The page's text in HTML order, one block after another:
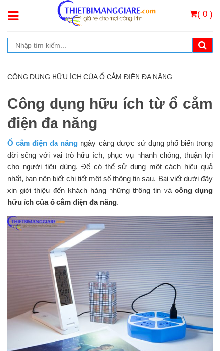
( 0 )
CÔNG DỤNG HỮU ÍCH CỦA Ổ CẮM ĐIỆN ĐA NĂNG
Công dụng hữu ích từ ổ cắm
điện đa năng
Ổ cắm điện đa năng ngày càng được sử dụng phổ biến trong
đời sống với vai trò hữu ích, phục vụ nhanh chóng, thuận lợi
cho người tiêu dùng. Để có thể sử dụng một cách hiệu quả
nhất, bạn nên biết chi tiết một số thông tin sau. Bài viết dưới đây
xin giới thiệu đến khách hàng những thông tin và công dụng
hữu ích của ổ cắm điện đa năng.